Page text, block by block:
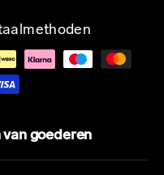
goederen